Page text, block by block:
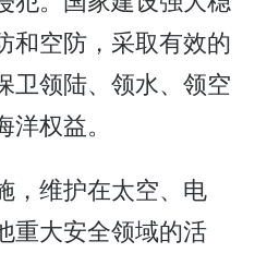
和空防，采取有效的
卫领陆、领水、领空
权益。
，维护在太空、电
重大安全领域的活